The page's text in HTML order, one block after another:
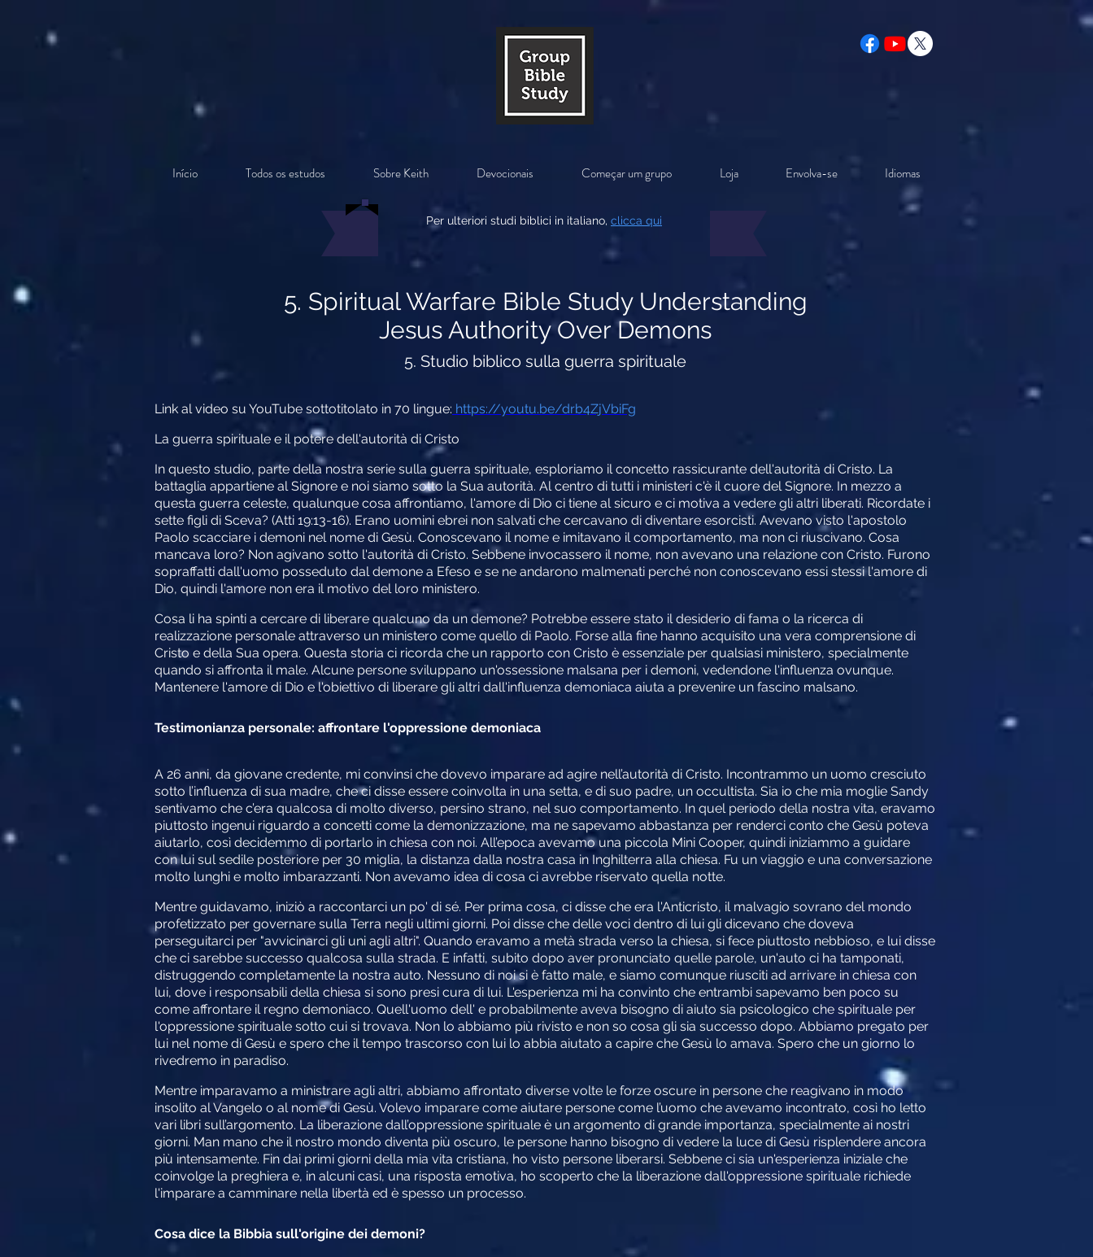
Início Todos os estudos Sobre Keith Devocionais Começar um grupo Loja Envolva-se Idiomas
Per ulteriori studi biblici in italiano, clicca qui
5. Spiritual Warfare Bible Study Understanding
Jesus Authority Over Demons
5. Studio biblico sulla guerra spirituale
Link al video su YouTube sottotitolato in 70 lingue: https://youtu.be/drb4ZjVbiFg
La guerra spirituale e il potere dell'autorità di Cristo
In questo studio, parte della nostra serie sulla guerra spirituale, esploriamo il concetto rassicurante dell'autorità di Cristo. La
battaglia appartiene al Signore e noi siamo sotto la Sua autorità. Al centro di tutti i ministeri c'è il cuore del Signore. In mezzo a
questa guerra celeste, qualunque cosa affrontiamo, l'amore di Dio ci tiene al sicuro e ci motiva a vedere gli altri liberati. Ricordate i
sette figli di Sceva? (Atti 19:13-16). Erano uomini ebrei non salvati che cercavano di diventare esorcisti. Avevano visto l'apostolo
Paolo scacciare i demoni nel nome di Gesù. Conoscevano il nome e imitavano il comportamento, ma non ci riuscivano. Cosa
mancava loro? Non agivano sotto l'autorità di Cristo. Sebbene invocassero il nome, non avevano una relazione con Cristo. Furono
sopraffatti dall'uomo posseduto dal demone a Efeso e se ne andarono malmenati perché non conoscevano essi stessi l'amore di
Dio, quindi l'amore non era il motivo del loro ministero.
Cosa li ha spinti a cercare di liberare qualcuno da un demone? Potrebbe essere stato il desiderio di fama o la ricerca di
realizzazione personale attraverso un ministero come quello di Paolo. Forse alla fine hanno acquisito una vera comprensione di
Cristo e della Sua opera. Questa storia ci ricorda che un rapporto con Cristo è essenziale per qualsiasi ministero, specialmente
quando si affronta il male. Alcune persone sviluppano un'ossessione malsana per i demoni, vedendone l'influenza ovunque.
Mantenere l'amore di Dio e l'obiettivo di liberare gli altri dall'influenza demoniaca aiuta a prevenire un fascino malsano.
Testimonianza personale: affrontare l'oppressione demoniaca
A 26 anni, da giovane credente, mi convinsi che dovevo imparare ad agire nell’autorità di Cristo. Incontrammo un uomo cresciuto
sotto l’influenza di sua madre, che ci disse essere coinvolta in una setta, e di suo padre, un occultista. Sia io che mia moglie Sandy
sentivamo che c’era qualcosa di molto diverso, persino strano, nel suo comportamento. In quel periodo della nostra vita, eravamo
piuttosto ingenui riguardo a concetti come la demonizzazione, ma ne sapevamo abbastanza per renderci conto che Gesù poteva
aiutarlo, così decidemmo di portarlo in chiesa con noi. All’epoca avevamo una piccola Mini Cooper, quindi iniziammo a guidare
con lui sul sedile posteriore per 30 miglia, la distanza dalla nostra casa in Inghilterra alla chiesa. Fu un viaggio e una conversazione
molto lunghi e molto imbarazzanti. Non avevamo idea di cosa ci avrebbe riservato quella notte.
Mentre guidavamo, iniziò a raccontarci un po' di sé. Per prima cosa, ci disse che era l'Anticristo, il malvagio sovrano del mondo
profetizzato per governare sulla Terra negli ultimi giorni. Poi disse che delle voci dentro di lui gli dicevano che doveva
perseguitarci per "avvicinarci gli uni agli altri". Quando eravamo a metà strada verso la chiesa, si fece piuttosto nebbioso, e lui disse
che ci sarebbe successo qualcosa sulla strada. E infatti, subito dopo aver pronunciato quelle parole, un'auto ci ha tamponati,
distruggendo completamente la nostra auto. Nessuno di noi si è fatto male, e siamo comunque riusciti ad arrivare in chiesa con
lui, dove i responsabili della chiesa si sono presi cura di lui. L'esperienza mi ha convinto che entrambi sapevamo ben poco su
come affrontare il regno demoniaco. Quell'uomo dell' e probabilmente aveva bisogno di aiuto sia psicologico che spirituale per
l'oppressione spirituale sotto cui si trovava. Non lo abbiamo più rivisto e non so cosa gli sia successo dopo. Abbiamo pregato per
lui nel nome di Gesù e spero che il tempo trascorso con lui lo abbia aiutato a capire che Gesù lo amava. Spero che un giorno lo
rivedremo in paradiso.
Mentre imparavamo a ministrare agli altri, abbiamo affrontato diverse volte le forze oscure in persone che reagivano in modo
insolito al Vangelo o al nome di Gesù. Volevo imparare come aiutare persone come l’uomo che avevamo incontrato, così ho letto
vari libri sull’argomento. La liberazione dall’oppressione spirituale è un argomento di grande importanza, specialmente ai nostri
giorni. Man mano che il nostro mondo diventa più oscuro, le persone hanno bisogno di vedere la luce di Gesù risplendere ancora
più intensamente. Fin dai primi giorni della mia vita cristiana, ho visto persone liberarsi. Sebbene ci sia un'esperienza iniziale che
coinvolge la preghiera e, in alcuni casi, una risposta emotiva, ho scoperto che la liberazione dall'oppressione spirituale richiede
l'imparare a camminare nella libertà ed è spesso un processo.
Cosa dice la Bibbia sull'origine dei demoni?